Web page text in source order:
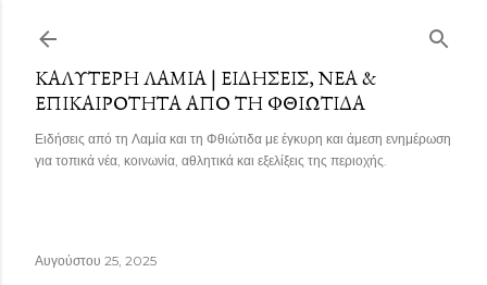
ΚΑΛΎΤΕΡΗ ΛΑΜΊΑ | ΕΙΔΉΣΕΙΣ, ΝΈΑ &
ΕΠΙΚΑΙΡΌΤΗΤΑ ΑΠΌ ΤΗ ΦΘΙΏΤΙΔΑ
Ειδήσεις από τη Λαμία και τη Φθιώτιδα με έγκυρη και άμεση ενημέρωση
για τοπικά νέα, κοινωνία, αθλητικά και εξελίξεις της περιοχής.
Αυγούστου 25, 2025